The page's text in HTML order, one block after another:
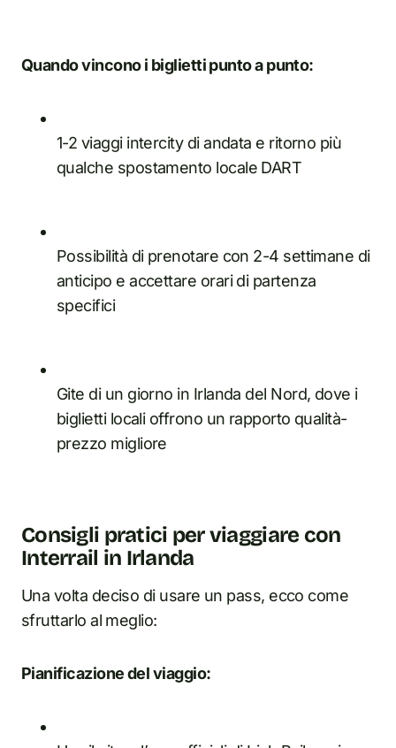
Quando vincono i biglietti punto a punto:
1-2 viaggi intercity di andata e ritorno più
qualche spostamento locale DART
Possibilità di prenotare con 2-4 settimane di
anticipo e accettare orari di partenza
specifici
Gite di un giorno in Irlanda del Nord, dove i
biglietti locali offrono un rapporto qualità-
prezzo migliore
Consigli pratici per viaggiare con
Interrail in Irlanda
Una volta deciso di usare un pass, ecco come
sfruttarlo al meglio:
Pianificazione del viaggio: